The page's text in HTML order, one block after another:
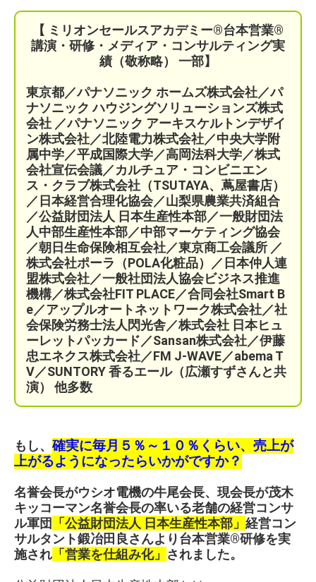
【 ミリオンセールスアカデミー®︎台本営業®︎
講演・研修・メディア・コンサルティング実
績（敬称略） 一部】
東京都／パナソニック ホームズ株式会社／パ
ナソニック ハウジングソリューションズ株式
会社 ／パナソニック アーキスケルトンデザイ
ン株式会社／北陸電力株式会社／中央大学附
属中学／平成国際大学／高岡法科大学／株式
会社宣伝会議／カルチュア・コンビニエン
ス・クラブ株式会社（TSUTAYA、蔦屋書店）
／ 日本経営合理化協会／山梨県農業共済組合
／公益財団法人 日本生産性本部／一般財団法
人中部生産性本部／中部マーケティング協会
／朝日生命保険相互会社／東京商工会議所 ／
株式会社ポーラ（POLA化粧品）
／日本仲人連
盟株式会社／一般社団法人協会ビジネス推進
機構／株式会社FIT PLACE／合同会社Smart B
e／アップルオートネットワーク株式会社／社
会保険労務士法人閃光舎／株式会社 日本ヒュ
ーレットパッカード／Sansan株式会社／伊藤
忠エネクス株式会社／FM J-WAVE／abema T
V／SUNTORY 香るエール（広瀬すずさんと共
演） 他多数
もし、確実に毎月５％～１０％くらい、売上が
上がるようになったらいかがですか？
名誉会長がウシオ電機の牛尾会長、現会長が茂木
キッコーマン名誉会長の率いる老舗の経営コンサ
ル軍団 「公益財団法人 日本生産性本部」 経営コン
サルタント鍛冶田良さんより台本営業®︎研修を実
施され 「営業を仕組み化」 されました。